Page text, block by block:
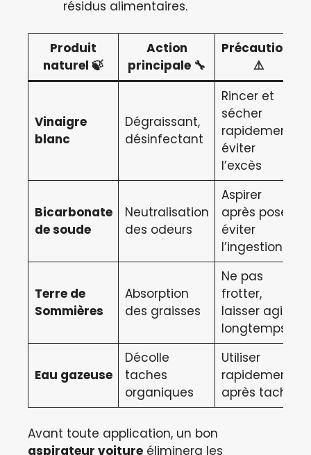
résidus alimentaires.
Produit
naturel 🍃
Action
principale 🔧
Précautions
⚠️
Vinaigre
blanc
Dégraissant,
désinfectant
Rincer et
sécher
rapidement,
éviter
l’excès
Bicarbonate
de soude
Neutralisation
des odeurs
Aspirer
après pose,
éviter
l’ingestion
Terre de
Sommières
Absorption
des graisses
Ne pas
frotter,
laisser agir
longtemps
Eau gazeuse
Décolle
taches
organiques
Utiliser
rapidement
après tache
Avant toute application, un bon
aspirateur voiture éliminera les